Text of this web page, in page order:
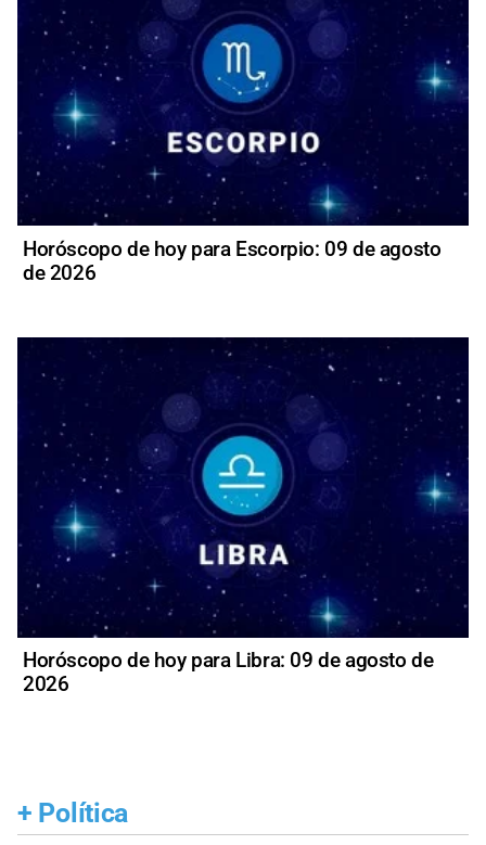
Horóscopo de hoy para Escorpio: 09 de agosto
de 2026
Horóscopo de hoy para Libra: 09 de agosto de
2026
+ Política